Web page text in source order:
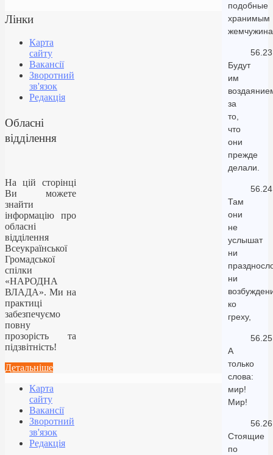
подобные
хранимым
56.23
Будут
им
за
то,
что
они
прежде
делали.
56.24
Там
они
не
услышат
ни
ни
ко
греху,
56.25
А
только
слова:
мир!
Мир!
56.26
Стоящие
по
Лінки
Карта
сайту
Вакансії
Зворотний
зв'язок
Редакція
Обласні
відділення
На цій сторінці
Ви можете
знайти
інформацію про
обласні
відділення
Всеукраїнської
Громадської
спілки
«НАРОДНА
ВЛАДА». Ми на
практиці
забезпечуємо
повну
прозорість та
підзвітність!
Детальніше
Карта
сайту
Вакансії
Зворотний
зв'язок
Редакція